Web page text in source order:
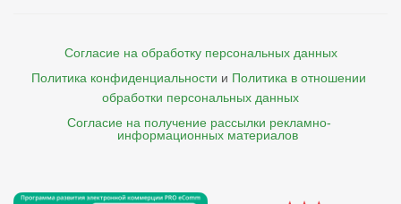
Согласие на обработку персональных данных
Политика конфиденциальности и Политика в отношении
обработки персональных данных
Согласие на получение рассылки рекламно-
    информационных материалов